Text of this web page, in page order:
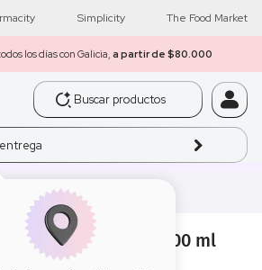
Simplicity The Food Market
los días con Galicia, a partir de $80.000
Skin Active x 400 ml